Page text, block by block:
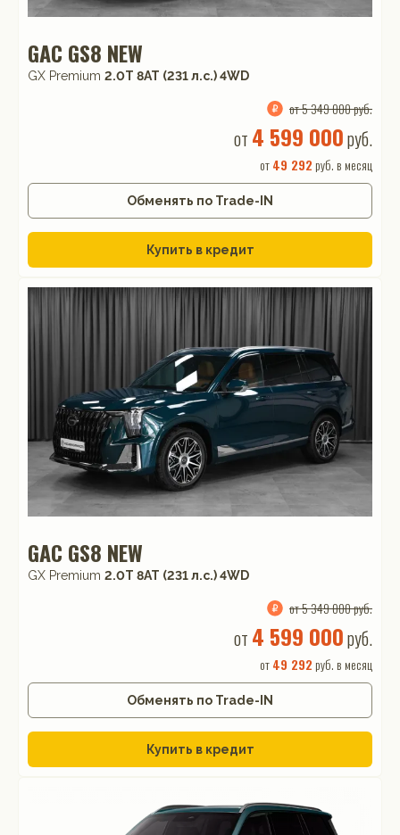
GAC GS8 NEW
GX Premium 2.0T 8AT (231 л.с.) 4WD
от 5 349 000 руб.
от 4 599 000руб.
от49 292 руб. в месяц
Обменять по Trade-IN
Купить в кредит
GAC GS8 NEW
GX Premium 2.0T 8AT (231 л.с.) 4WD
от 5 349 000 руб.
от 4 599 000руб.
от49 292 руб. в месяц
Обменять по Trade-IN
Купить в кредит